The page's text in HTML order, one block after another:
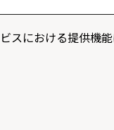
ログインユーザー
することができま
スにおける提供機能